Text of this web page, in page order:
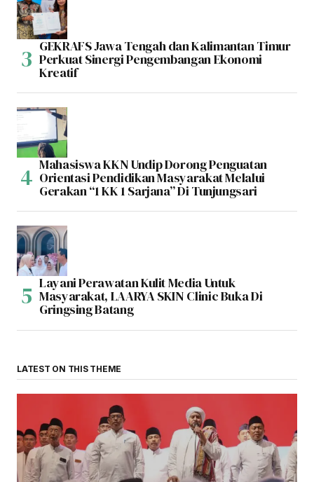
GEKRAFS Jawa Tengah dan Kalimantan Timur
Perkuat Sinergi Pengembangan Ekonomi
Kreatif
Mahasiswa KKN Undip Dorong Penguatan
Orientasi Pendidikan Masyarakat Melalui
Gerakan “1 KK 1 Sarjana” Di Tunjungsari
Layani Perawatan Kulit Media Untuk
Masyarakat, LAARYA SKIN Clinic Buka Di
Gringsing Batang
LATEST ON THIS THEME